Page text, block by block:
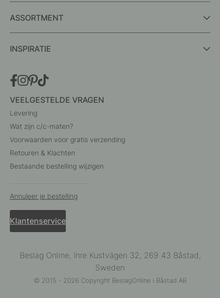
ASSORTMENT
INSPIRATIE
VEELGESTELDE VRAGEN
Levering
Wat zijn c/c-maten?
Voorwaarden voor gratis verzending
Retouren & Klachten
Bestaande bestelling wijzigen
Annuleer je bestelling
Klantenservice
Beslag Online, Inre Kustvägen 32, 269 43 Båstad,
Sweden
© 2015 - 2026 Copyright BeslagOnline i Båstad AB